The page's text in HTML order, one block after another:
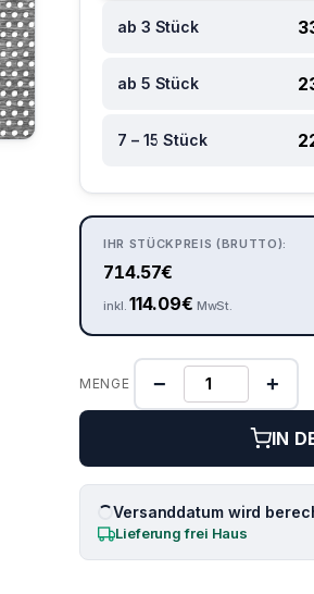
ab 3 Stück
ab 5 Stück
7 – 15 Stück
IHR STÜCKPREIS (BRUTTO):
714.57€
inkl.114.09€ MwSt.
MENGE − +
IN
Versanddatum wird
Lieferung frei Haus